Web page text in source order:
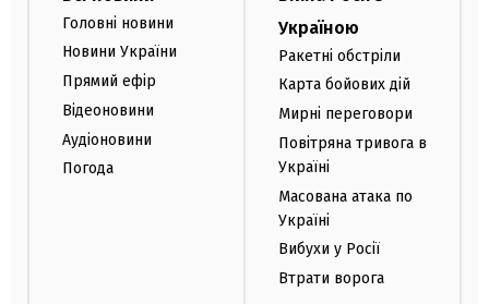
Головні новини
Новини України
Прямий ефір
Відеоновини
Аудіоновини
Погода
Україною
Ракетні обстріли
Карта бойових дій
Мирні переговори
Повітряна тривога в
Україні
Масована атака по
Україні
Вибухи у Росії
Втрати ворога